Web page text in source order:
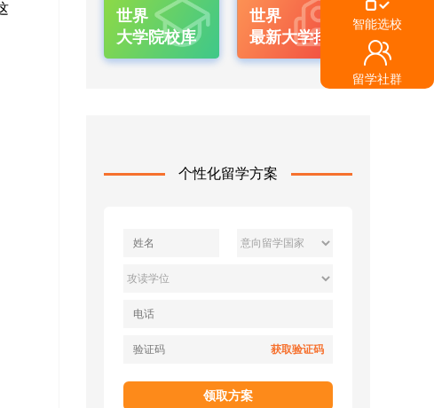
世界
大学院校库
世界
最新大学排名
个性化留学方案
获取验证码
领取方案
智能选校
留学社群